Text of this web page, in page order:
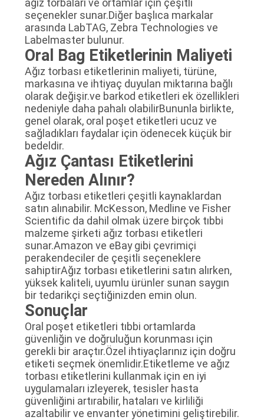
seçenekler sunar.Diğer başlıca markalar
arasında LabTAG, Zebra Technologies ve
Labelmaster bulunur.
Oral Bag Etiketlerinin Maliyeti
Ağız torbası etiketlerinin maliyeti, türüne,
markasına ve ihtiyaç duyulan miktarına bağlı
olarak değişir.ve barkod etiketleri ek özellikleri
nedeniyle daha pahalı olabilirBununla birlikte,
genel olarak, oral poşet etiketleri ucuz ve
sağladıkları faydalar için ödenecek küçük bir
bedeldir.
Ağız Çantası Etiketlerini
Nereden Alınır?
Ağız torbası etiketleri çeşitli kaynaklardan
satın alınabilir. McKesson, Medline ve Fisher
Scientific da dahil olmak üzere birçok tıbbi
malzeme şirketi ağız torbası etiketleri
sunar.Amazon ve eBay gibi çevrimiçi
perakendeciler de çeşitli seçeneklere
sahiptirAğız torbası etiketlerini satın alırken,
yüksek kaliteli, uyumlu ürünler sunan saygın
bir tedarikçi seçtiğinizden emin olun.
Sonuçlar
Oral poşet etiketleri tıbbi ortamlarda
güvenliğin ve doğruluğun korunması için
gerekli bir araçtır.Özel ihtiyaçlarınız için doğru
etiketi seçmek önemlidir.Etiketleme ve ağız
torbası etiketlerini kullanmak için en iyi
uygulamaları izleyerek, tesisler hasta
güvenliğini artırabilir, hataları ve kirliliği
azaltabilir ve envanter yönetimini geliştirebilir.